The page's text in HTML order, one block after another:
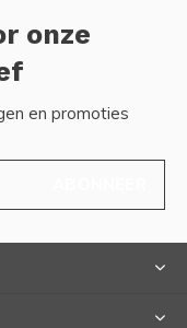
onze
en promoties